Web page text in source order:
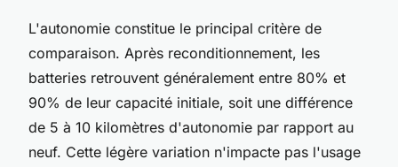
L'autonomie constitue le principal critère de
comparaison. Après reconditionnement, les
batteries retrouvent généralement entre 80% et
90% de leur capacité initiale, soit une différence
de 5 à 10 kilomètres d'autonomie par rapport au
neuf. Cette légère variation n'impacte pas l'usage